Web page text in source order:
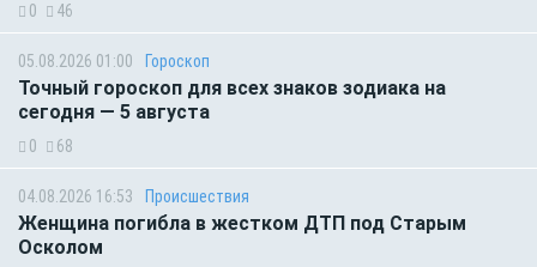
0 46
05.08.2026 01:00 Гороскоп
Точный гороскоп для всех знаков зодиака на
сегодня — 5 августа
0 68
04.08.2026 16:53 Происшествия
Женщина погибла в жестком ДТП под Старым
Осколом